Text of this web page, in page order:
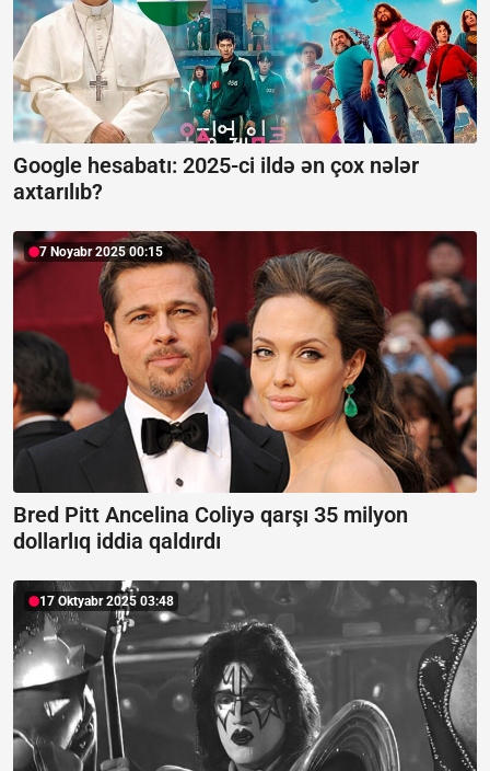
Google hesabatı: 2025-ci ildə ən çox nələr
axtarılıb?
7 Noyabr 2025 00:15
Bred Pitt Ancelina Coliyə qarşı 35 milyon
dollarlıq iddia qaldırdı
17 Oktyabr 2025 03:48